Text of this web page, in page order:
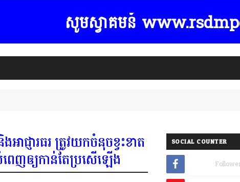
សូមស្វាគមន៍
ាជ្ញារធរ ត្រូវយកចំនុចខ្វះខាត
េញឲ្យកាន់តែប្រសើឡើង
SOCIAL COUNTER